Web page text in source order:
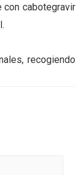
con cabotegravir
recogiendo